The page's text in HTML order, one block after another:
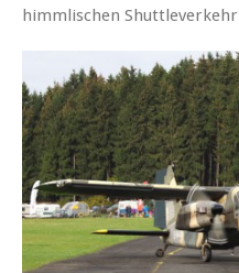
himmlischen